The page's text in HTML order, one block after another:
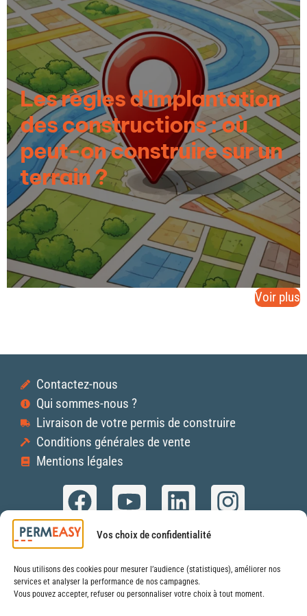
Vos choix de confidentialité
Nous utilisons des cookies pour mesurer l’audience (statistiques), améliorer nos
services et analyser la performance de nos campagnes.
Vous pouvez accepter, refuser ou personnaliser votre choix à tout moment.
Les règles d’implantation
des constructions : où
peut-on construire sur un
terrain ?
Voir plus
Contactez-nous
Qui sommes-nous ?
Livraison de votre permis de construire
Conditions générales de vente
Mentions légales
PERMEASY
53 Rue Devic – 31400 – TOULOUSE
SIREN 987 989 647 RCS Toulouse